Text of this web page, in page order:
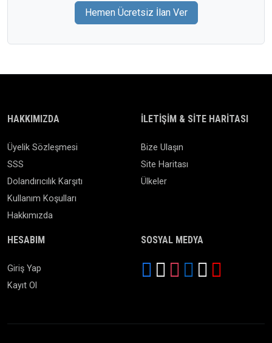
Hemen Ücretsiz İlan Ver
HAKKIMIZDA
Üyelik Sözleşmesi
SSS
Dolandırıcılık Karşıtı
Kullanım Koşulları
Hakkımızda
İLETIŞIM & SITE HARITASI
Bize Ulaşın
Site Haritası
Ülkeler
HESABIM
Giriş Yap
Kayıt Ol
SOSYAL MEDYA